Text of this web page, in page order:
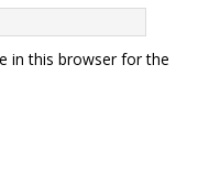
in this browser for the